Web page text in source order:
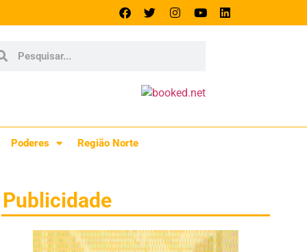
Poderes Região Norte
Publicidade